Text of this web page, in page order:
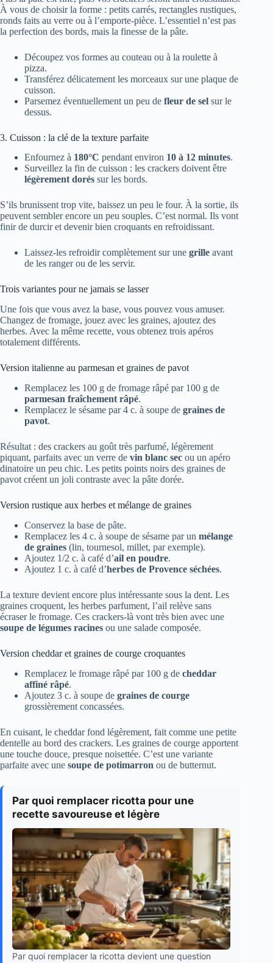
À vous de choisir la forme : petits carrés, rectangles rustiques,
ronds faits au verre ou à l’emporte-pièce. L’essentiel n’est pas
la perfection des bords, mais la finesse de la pâte.
Découpez vos formes au couteau ou à la roulette à
pizza.
Transférez délicatement les morceaux sur une plaque de
cuisson.
Parsemez éventuellement un peu de fleur de sel sur le
dessus.
3. Cuisson : la clé de la texture parfaite
Enfournez à 180°C pendant environ 10 à 12 minutes.
Surveillez la fin de cuisson : les crackers doivent être
légèrement dorés sur les bords.
S’ils brunissent trop vite, baissez un peu le four. À la sortie, ils
peuvent sembler encore un peu souples. C’est normal. Ils vont
finir de durcir et devenir bien croquants en refroidissant.
Laissez-les refroidir complètement sur une grille avant
de les ranger ou de les servir.
Trois variantes pour ne jamais se lasser
Une fois que vous avez la base, vous pouvez vous amuser.
Changez de fromage, jouez avec les graines, ajoutez des
herbes. Avec la même recette, vous obtenez trois apéros
totalement différents.
Version italienne au parmesan et graines de pavot
Remplacez les 100 g de fromage râpé par 100 g de
parmesan fraîchement râpé.
Remplacez le sésame par 4 c. à soupe de graines de
pavot.
Résultat : des crackers au goût très parfumé, légèrement
piquant, parfaits avec un verre de vin blanc sec ou un apéro
dinatoire un peu chic. Les petits points noirs des graines de
pavot créent un joli contraste avec la pâte dorée.
Version rustique aux herbes et mélange de graines
Conservez la base de pâte.
Remplacez les 4 c. à soupe de sésame par un mélange
de graines (lin, tournesol, millet, par exemple).
Ajoutez 1/2 c. à café d’ail en poudre.
Ajoutez 1 c. à café d’herbes de Provence séchées.
La texture devient encore plus intéressante sous la dent. Les
graines croquent, les herbes parfument, l’ail relève sans
écraser le fromage. Ces crackers-là vont très bien avec une
soupe de légumes racines ou une salade composée.
Version cheddar et graines de courge croquantes
Remplacez le fromage râpé par 100 g de cheddar
affiné râpé.
Ajoutez 3 c. à soupe de graines de courge
grossièrement concassées.
En cuisant, le cheddar fond légèrement, fait comme une petite
dentelle au bord des crackers. Les graines de courge apportent
une touche douce, presque noisettée. C’est une variante
parfaite avec une soupe de potimarron ou de butternut.
Par quoi remplacer ricotta pour une
recette savoureuse et légère
Par quoi remplacer la ricotta devient une question